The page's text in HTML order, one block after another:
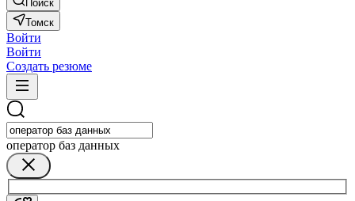
Поиск
Томск
Войти
Войти
Создать резюме
оператор баз данных